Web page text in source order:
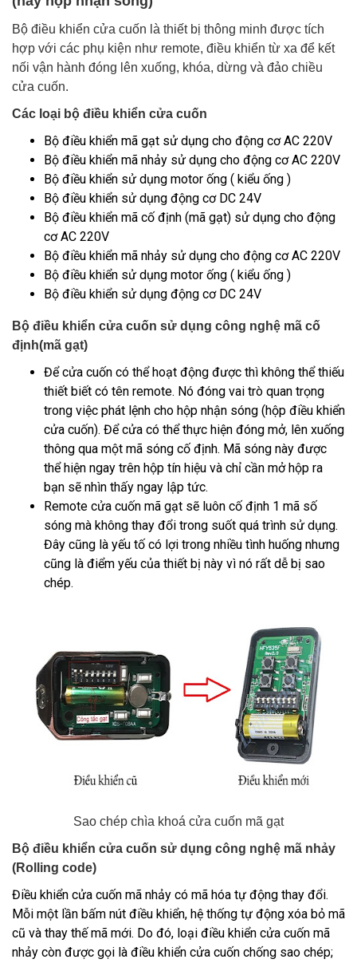
Bộ điều khiển cửa cuốn là thiết bị thông minh được tích
hợp với các phụ kiện như remote, điều khiển từ xa để kết
nối vận hành đóng lên xuống, khóa, dừng và đảo chiều
cửa cuốn.
Các loại bộ điều khiển cửa cuốn
Bộ điều khiển mã gạt sử dụng cho động cơ AC 220V
Bộ điều khiển mã nhảy sử dụng cho động cơ AC 220V
Bộ điều khiển sử dụng motor ống ( kiểu ống )
Bộ điều khiển sử dụng động cơ DC 24V
Bộ điều khiển mã cố định (mã gạt) sử dụng cho động
cơ AC 220V
Bộ điều khiển mã nhảy sử dụng cho động cơ AC 220V
Bộ điều khiển sử dụng motor ống ( kiểu ống )
Bộ điều khiển sử dụng động cơ DC 24V
Bộ điều khiển cửa cuốn sử dụng công nghệ mã cố
định(mã gạt)
Để cửa cuốn có thể hoạt động được thì không thể thiếu
thiết biết có tên remote. Nó đóng vai trò quan trọng
trong việc phát lệnh cho hộp nhận sóng (hộp điều khiển
cửa cuốn). Để cửa có thể thực hiện đóng mở, lên xuống
thông qua một mã sóng cố định. Mã sóng này được
thể hiện ngay trên hộp tín hiệu và chỉ cần mở hộp ra
bạn sẽ nhìn thấy ngay lập tức.
Remote cửa cuốn mã gạt sẽ luôn cố định 1 mã số
sóng mà không thay đổi trong suốt quá trình sử dụng.
Đây cũng là yếu tố có lợi trong nhiều tình huống nhưng
cũng là điểm yếu của thiết bị này vì nó rất dễ bị sao
chép.
Sao chép chìa khoá cửa cuốn mã gạt
Bộ điều khiển cửa cuốn sử dụng công nghệ mã nhảy
(Rolling code)
Điều khiển cửa cuốn mã nhảy có mã hóa tự động thay đổi.
Mỗi một lần bấm nút điều khiển, hệ thống tự động xóa bỏ mã
cũ và thay thế mã mới. Do đó, loại điều khiển cửa cuốn mã
nhảy còn được gọi là điều khiển cửa cuốn chống sao chép;